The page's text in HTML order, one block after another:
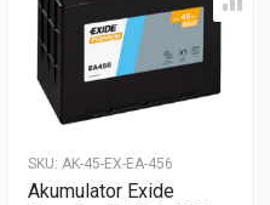
SKU: AK-45-EX-EA-456
Akumulator Exide